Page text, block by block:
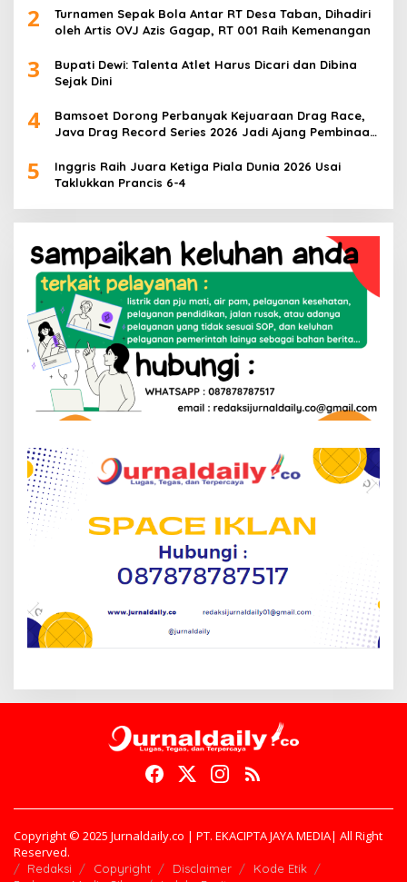
2
Turnamen Sepak Bola Antar RT Desa Taban, Dihadiri
oleh Artis OVJ Azis Gagap, RT 001 Raih Kemenangan
3
Bupati Dewi: Talenta Atlet Harus Dicari dan Dibina
Sejak Dini
4
Bamsoet Dorong Perbanyak Kejuaraan Drag Race,
Java Drag Record Series 2026 Jadi Ajang Pembinaan
5
Inggris Raih Juara Ketiga Piala Dunia 2026 Usai
Taklukkan Prancis 6-4
Copyright © 2025 Jurnaldaily.co | PT. EKACIPTA JAYA MEDIA| All Right
Reserved.
Redaksi Copyright Disclaimer
Kode Etik